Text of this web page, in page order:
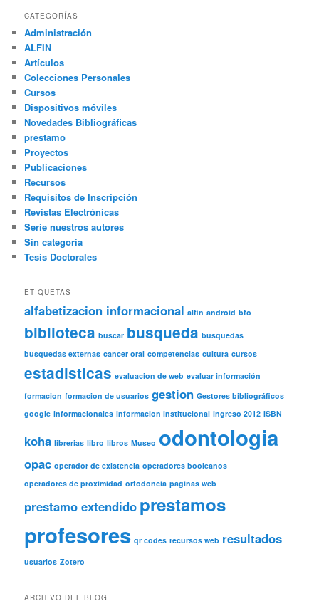
CATEGORÍAS
Administración
ALFIN
Artículos
Colecciones Personales
Cursos
Dispositivos móviles
Novedades Bibliográficas
prestamo
Proyectos
Publicaciones
Recursos
Requisitos de Inscripción
Revistas Electrónicas
Serie nuestros autores
Sin categoría
Tesis Doctorales
ETIQUETAS
alfabetizacion informacional alfin android bfo
biblioteca buscar busqueda busquedas
busquedas externas cancer oral competencias cultura cursos
estadisticas evaluacion de web evaluar información
formacion formacion de usuarios gestion Gestores bibliográficos
google informacionales informacion institucional ingreso 2012 ISBN
koha librerias libro libros Museo odontologia
opac operador de existencia operadores booleanos
operadores de proximidad ortodoncia paginas web
prestamo extendido prestamos
profesores qr codes recursos web resultados
usuarios Zotero
ARCHIVO DEL BLOG